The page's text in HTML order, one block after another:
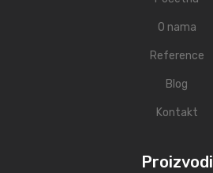
O nama
Reference
Blog
Kontakt
Proizvodi